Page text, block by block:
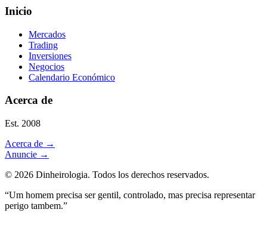
Inicio
Mercados
Trading
Inversiones
Negocios
Calendario Económico
Acerca de
Est. 2008
Acerca de →
Anuncie →
© 2026 Dinheirologia. Todos los derechos reservados.
“Um homem precisa ser gentil, controlado, mas precisa representar
perigo tambem.”